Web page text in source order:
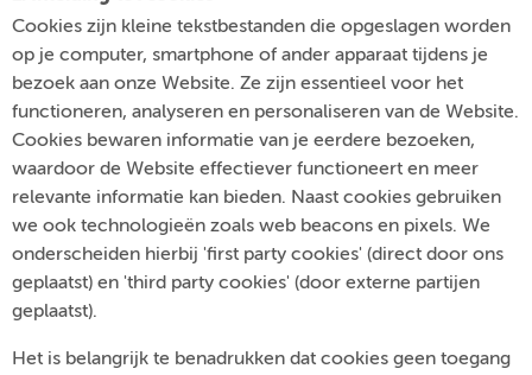
Cookies zijn kleine tekstbestanden die opgeslagen worden
op je computer, smartphone of ander apparaat tijdens je
bezoek aan onze Website. Ze zijn essentieel voor het
functioneren, analyseren en personaliseren van de Website.
Cookies bewaren informatie van je eerdere bezoeken,
waardoor de Website effectiever functioneert en meer
relevante informatie kan bieden. Naast cookies gebruiken
we ook technologieën zoals web beacons en pixels. We
onderscheiden hierbij 'first party cookies' (direct door ons
geplaatst) en 'third party cookies' (door externe partijen
geplaatst).
Het is belangrijk te benadrukken dat cookies geen toegang